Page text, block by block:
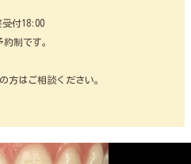
受付18:00
約制です。
方はご相談ください。